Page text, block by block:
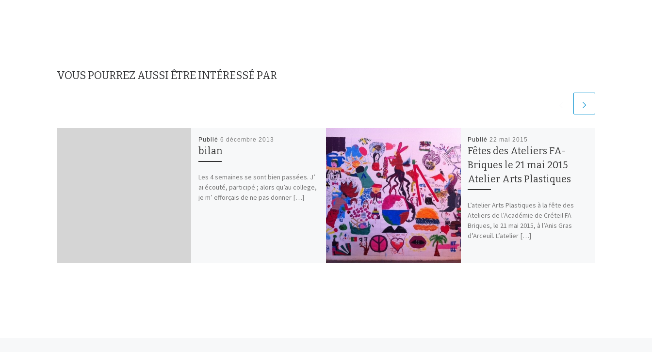
VOUS POURREZ AUSSI ÊTRE INTÉRESSÉ PAR
Publié 6 décembre 2013
bilan
Les 4 semaines se sont bien passées. J’
ai écouté, participé ; alors qu’au college,
je m’ efforçais de ne pas donner […]
Publié 22 mai 2015
Fêtes des Ateliers FA-
Briques le 21 mai 2015
Atelier Arts Plastiques
L’atelier Arts Plastiques à la fête des
Ateliers de l’Académie de Créteil FA-
Briques, le 21 mai 2015, à l’Anis Gras
d’Arceuil. L’atelier […]